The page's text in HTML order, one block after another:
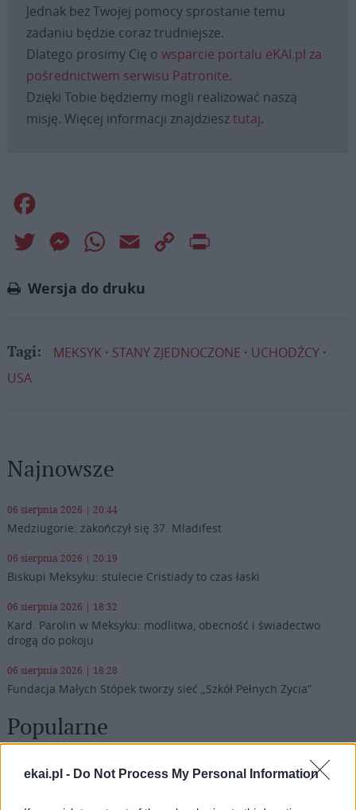
ekai.pl - Do Not Process My Personal Information
Jednak bez Twojej pomocy sprostanie temu
zadaniu będzie coraz trudniejsze.
Dlatego prosimy Cię o wsparcie portalu eKAI.pl za
pośrednictwem serwisu Patronite.
Dzięki Tobie będziemy mogli realizować naszą
misję. Więcej informacji znajdziesztutaj.
Twitter MessengerWhatsApp
Email
Copy
Wersja do druku
Tagi: MEKSYK STANY ZJEDNOCZONE
UCHODŹCY
USA
Najnowsze
06 sierpnia 2026 | 20:44
Medziugorie: zakończył się 37. Mladifest
06 sierpnia 2026 | 20:19
Biskupi Meksyku: stulecie Cristiady to czas łaski
06 sierpnia 2026 | 18:32
Kard. Parolin w Meksyku: modlitwa, obecność i świadectwo
drogą do pokoju
06 sierpnia 2026 | 18:28
Fundacja Małych Stópek tworzy sieć „Szkół Pełnych Życia”
Popularne